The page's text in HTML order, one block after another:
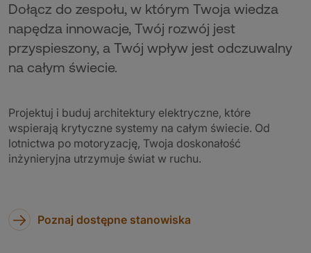
Dołącz do zespołu, w którym Twoja wiedza
napędza innowacje, Twój rozwój jest
przyspieszony, a Twój wpływ jest odczuwalny
na całym świecie.
Projektuj i buduj architektury elektryczne, które
wspierają krytyczne systemy na całym świecie. Od
lotnictwa po motoryzację, Twoja doskonałość
inżynieryjna utrzymuje świat w ruchu.
Poznaj dostępne stanowiska